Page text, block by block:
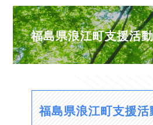
福島県浪江町支援活
福島県浪江町支援